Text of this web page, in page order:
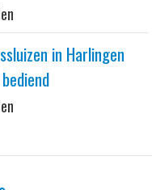
in Harlingen